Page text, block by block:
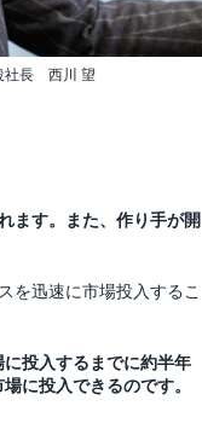
社長 西川 望
ます。また、作り手が開
を迅速に市場投入するこ
投入するまでに約半年
に投入できるのです。